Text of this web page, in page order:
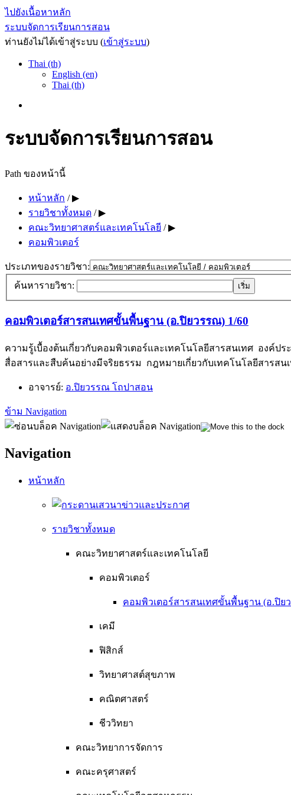
ไปยังเนื้อหาหลัก
ระบบจัดการเรียนการสอน
ท่านยังไม่ได้เข้าสู่ระบบ (เข้าสู่ระบบ)
Thai (th)
English (en)
Thai (th)
ระบบจัดการเรียนการสอน
Path ของหน้านี้
หน้าหลัก / ▶︎
รายวิชาทั้งหมด / ▶︎
คณะวิทยาศาสตร์และเทคโนโลยี / ▶︎
คอมพิวเตอร์
ประเภทของรายวิชา:
ค้นหารายวิชา:
คอมพิวเตอร์สารสนเทศขั้นพื้นฐาน (อ.ปิยวรรณ) 1/60
ความรู้เบื้องต้นเกี่ยวกับคอมพิวเตอร์และเทคโนโลยีสารสนเทศ องค์
สื่อสารและสืบค้นอย่างมีจริยธรรม กฎหมายเกี่ยวกับเทคโนโลยีสารสน
อาจารย์: อ.ปิยวรรณ โถปาสอน
ข้าม Navigation
Navigation
หน้าหลัก
ข่าวและประกาศ
รายวิชาทั้งหมด
คณะวิทยาศาสตร์และเทคโนโลยี
คอมพิวเตอร์
คอมพิวเตอร์สารสนเทศขั้นพื้นฐาน (อ.ปิย
เคมี
ฟิสิกส์
วิทยาศาสต์สุขภาพ
คณิตศาสตร์
ชีววิทยา
คณะวิทยาการจัดการ
คณะครุศาสตร์